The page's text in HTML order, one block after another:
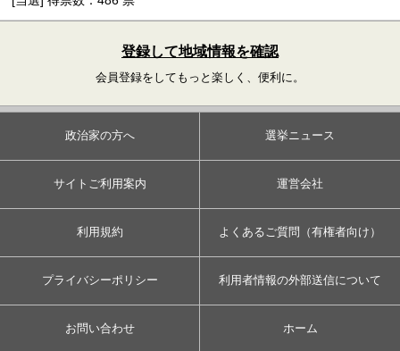
登録して地域情報を確認
会員登録をしてもっと楽しく、便利に。
政治家の方へ 選挙ニュース
サイトご利用案内 運営会社
利用規約 よくあるご質問（有権者向け）
プライバシーポリシー 利用者情報の外部送信について
お問い合わせ ホーム